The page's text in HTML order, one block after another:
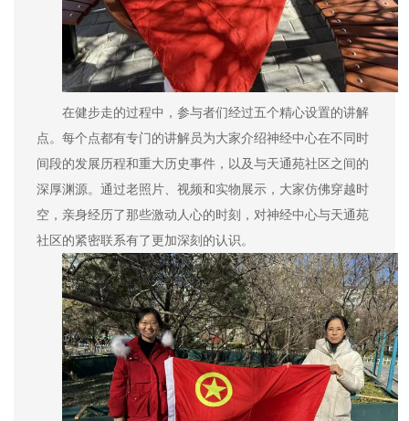
在健步走的过程中，参与者们经过五个精心设置的讲解
点。每个点都有专门的讲解员为大家介绍神经中心在不同时
间段的发展历程和重大历史事件，以及与天通苑社区之间的
深厚渊源。通过老照片、视频和实物展示，大家仿佛穿越时
空，亲身经历了那些激动人心的时刻，对神经中心与天通苑
社区的紧密联系有了更加深刻的认识。